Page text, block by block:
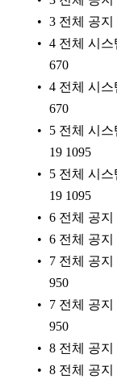
3 전체 공지
4 전체 시스
670
4 전체 시스
670
5 전체 시스
19 1095
5 전체 시스
19 1095
6 전체 공지
6 전체 공지
7 전체 공지
2025-10-14
7 전체 공지
2025-10-14
8 전체 공지
8 전체 공지